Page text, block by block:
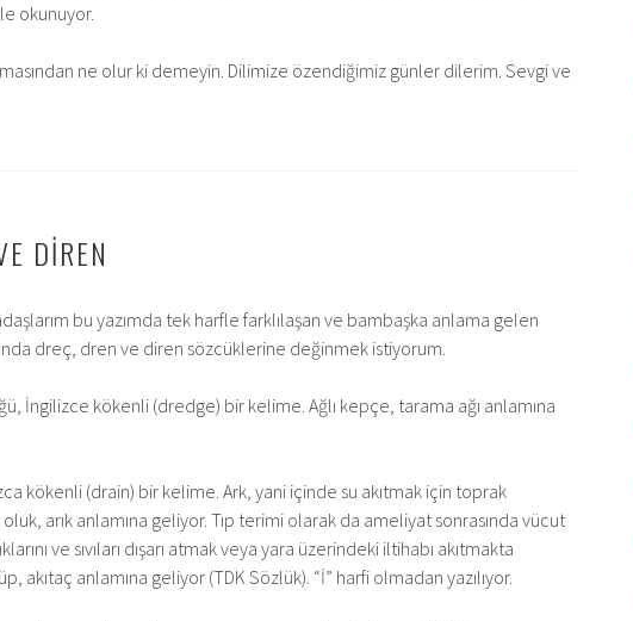
okunuyor.
ne olur ki demeyin. Dilimize özendiğimiz günler dilerim. Sevgi ve
DİREN
bu yazımda tek harfle farklılaşan ve bambaşka anlama gelen
dreç, dren ve diren sözcüklerine değinmek istiyorum.
İngilizce kökenli (dredge) bir kelime. Ağlı kepçe, tarama ağı anlamına
kökenli (drain) bir kelime. Ark, yani içinde su akıtmak için toprak
oluk, arık anlamına geliyor. Tıp terimi olarak da ameliyat sonrasında vücut
ve sıvıları dışarı atmak veya yara üzerindeki iltihabı akıtmakta
akıtaç anlamına geliyor (TDK Sözlük). “İ” harfi olmadan yazılıyor.